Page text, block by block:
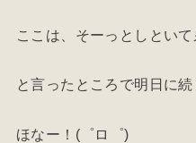
ここは、そーっとしとい
と言ったところで明日に続
ほなー！(゜ロ゜)